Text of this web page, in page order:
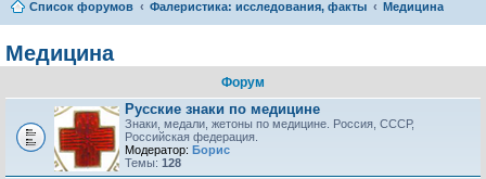
Список форумов Фалеристика: исследования, факты Медицина
Медицина
Форум
Русские знаки по медицине
Знаки, медали, жетоны по медицине. Россия, СССР,
Российская федерация.
Модератор: Борис
Темы: 128